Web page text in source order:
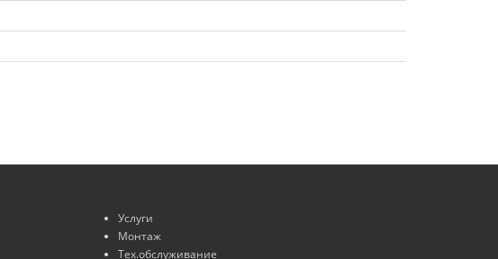
Услуги
Монтаж
Тех.обслуживание